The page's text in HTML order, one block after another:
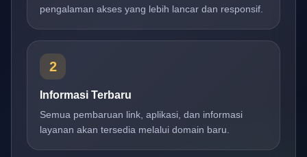
pengalaman akses yang lebih lancar dan responsif.
2
Informasi Terbaru
Semua pembaruan link, aplikasi, dan informasi
layanan akan tersedia melalui domain baru.